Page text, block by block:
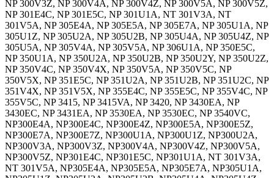
NP 300V3Z, NP 300V4A, NP 300V4Z, NP 300V5A, NP 300V5Z,
NP 301E4C, NP 301E5C, NP 301U1A, NT 301V3A, NT
301V5A, NP 305E4A, NP 305E5A, NP 305E7A, NP 305U1A, NP
305U1Z, NP 305U2A, NP 305U2B, NP 305U4A, NP 305U4Z, NP
305U5A, NP 305V4A, NP 305V5A, NP 306U1A, NP 350E5C,
NP 350U1A, NP 350U2A, NP 350U2B, NP 350U2Y, NP 350U2Z,
NP 350V4C, NP 350V4X, NP 350V5A, NP 350V5C, NP
350V5X, NP 351E5C, NP 351U2A, NP 351U2B, NP 351U2C, NP
351V4X, NP 351V5X, NP 355E4C, NP 355E5C, NP 355V4C, NP
355V5C, NP 3415, NP 3415VA, NP 3420, NP 3430EA, NP
3430EC, NP 3431EA, NP 3530EA, NP 3530EC, NP 3540VC,
NP300E4A, NP300E4C, NP300E4Z, NP300E5A, NP300E5Z,
NP300E7A, NP300E7Z, NP300U1A, NP300U1Z, NP300U2A,
NP300V3A, NP300V3Z, NP300V4A, NP300V4Z, NP300V5A,
NP300V5Z, NP301E4C, NP301E5C, NP301U1A, NT 301V3A,
NT 301V5A, NP305E4A, NP305E5A, NP305E7A, NP305U1A,